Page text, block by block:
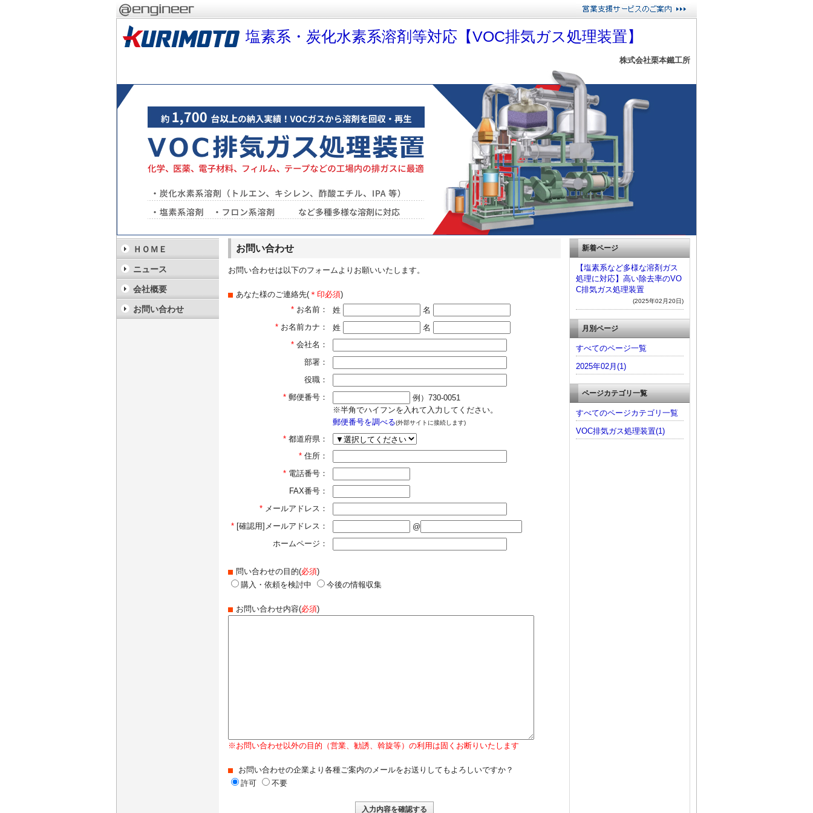
塩素系・炭化水素系溶剤等対応【VOC排気ガス処理装置】
株式会社栗本鐵工所
お問い合わせ
お問い合わせは以下のフォームよりお願いいたします。
あなた様のご連絡先(＊印必須)
* お名前： 姓
名
* お名前カナ： 姓
名
* 会社名：
部署：
役職：
* 郵便番号：
例）730-0051
※半角でハイフンを入れて入力してください。
郵便番号を調べる(外部サイトに接続します)
* 都道府県：
* 住所：
* 電話番号：
FAX番号：
* メールアドレス：
* [確認用]メールアドレス：
@
ホームページ：
問い合わせの目的(必須)
購入・依頼を検討中
今後の情報収集
お問い合わせ内容(必須)
※お問い合わせ以外の目的（営業、勧誘、斡旋等）の利用は固くお断りいたします
お問い合わせの企業より各種ご案内のメールをお送りしてもよろしいですか？
許可
不要
ＨＯＭＥ
ニュース
会社概要
お問い合わせ
新着ページ
【塩素系など多様な溶剤ガス
処理に対応】高い除去率のVO
C排気ガス処理装置
(2025年02月20日)
月別ページ
すべてのページ一覧
2025年02月(1)
ページカテゴリ一覧
すべてのページカテゴリ一覧
VOC排気ガス処理装置(1)